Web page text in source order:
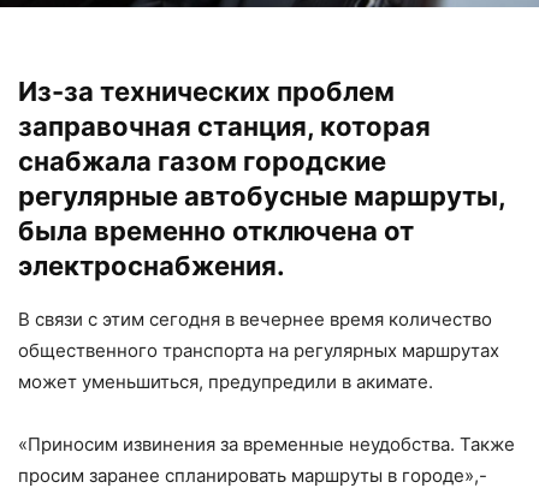
Из-за технических проблем
заправочная станция, которая
снабжала газом городские
регулярные автобусные маршруты,
была временно отключена от
электроснабжения.
В связи с этим сегодня в вечернее время количество
общественного транспорта на регулярных маршрутах
может уменьшиться, предупредили в акимате.
«Приносим извинения за временные неудобства. Также
просим заранее спланировать маршруты в городе»,-